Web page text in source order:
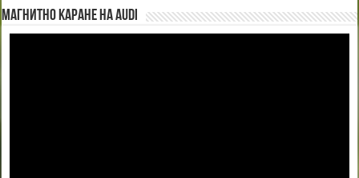
Магнитно каране на Audi